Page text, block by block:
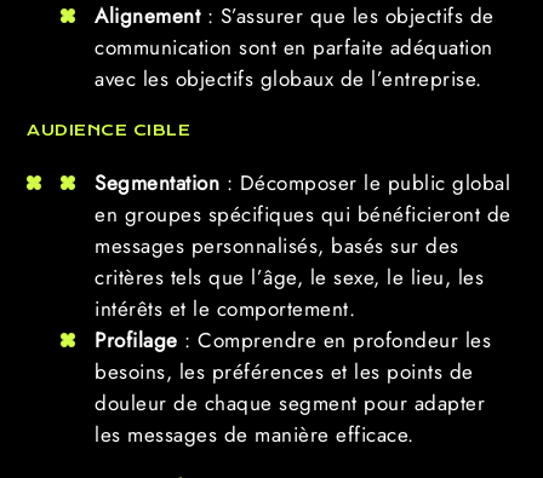
Alignement: S’assurer que les objectifs de
communication sont en parfaite adéquation
avec les objectifs globaux de l’entreprise.
AUDIENCE CIBLE
Segmentation : Décomposer le public global
en groupes spécifiques qui bénéficieront de
messages personnalisés, basés sur des
critères tels que l’âge, le sexe, le lieu, les
intérêts et le comportement.
Profilage : Comprendre en profondeur les
besoins, les préférences et les points de
douleur de chaque segment pour adapter
les messages de manière efficace.